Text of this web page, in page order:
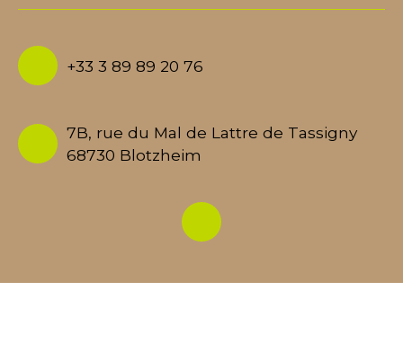
+33 3 89 89 20 76
7B, rue du Mal de Lattre de Tassigny
68730 Blotzheim